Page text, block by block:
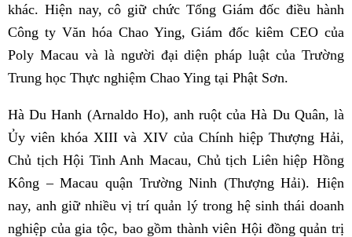
khác. Hiện nay, cô giữ chức Tổng Giám đốc điều hành
Công ty Văn hóa Chao Ying, Giám đốc kiêm CEO của
Poly Macau và là người đại diện pháp luật của Trường
Trung học Thực nghiệm Chao Ying tại Phật Sơn.
Hà Du Hanh (Arnaldo Ho), anh ruột của Hà Du Quân, là
Ủy viên khóa XIII và XIV của Chính hiệp Thượng Hải,
Chủ tịch Hội Tinh Anh Macau, Chủ tịch Liên hiệp Hồng
Kông – Macau quận Trường Ninh (Thượng Hải). Hiện
nay, anh giữ nhiều vị trí quản lý trong hệ sinh thái doanh
nghiệp của gia tộc, bao gồm thành viên Hội đồng quản trị